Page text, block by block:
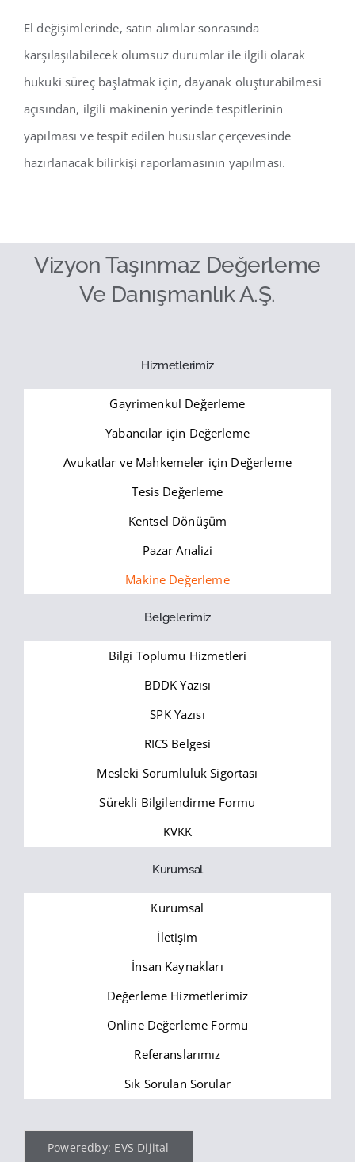
El değişimlerinde, satın alımlar sonrasında
karşılaşılabilecek olumsuz durumlar ile ilgili olarak
hukuki süreç başlatmak için, dayanak oluşturabilmesi
açısından, ilgili makinenin yerinde tespitlerinin
yapılması ve tespit edilen hususlar çerçevesinde
hazırlanacak bilirkişi raporlamasının yapılması.
Vizyon Taşınmaz Değerleme
Ve Danışmanlık A.Ş.
Hizmetlerimiz
Gayrimenkul Değerleme
Yabancılar için Değerleme
Avukatlar ve Mahkemeler için Değerleme
Tesis Değerleme
Kentsel Dönüşüm
Pazar Analizi
Makine Değerleme
Belgelerimiz
Bilgi Toplumu Hizmetleri
BDDK Yazısı
SPK Yazısı
RICS Belgesi
Mesleki Sorumluluk Sigortası
Sürekli Bilgilendirme Formu
KVKK
Kurumsal
Kurumsal
İletişim
İnsan Kaynakları
Değerleme Hizmetlerimiz
Online Değerleme Formu
Referanslarımız
Sık Sorulan Sorular
Poweredby: EVS Dijital